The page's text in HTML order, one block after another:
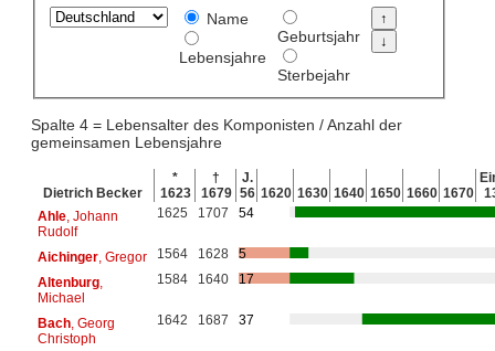
Name
Lebensjahre
Geburtsjahr
Sterbejahr
Spalte 4 = Lebensalter des Komponisten / Anzahl der
gemeinsamen Lebensjahre
Dietrich Becker
*
1623
†
1679
J.
56 1620 1630 1640 1650 1660 1670
Ahle, Johann
Rudolf
1625 1707 54
Aichinger, Gregor 1564 1628
5
Altenburg,
Michael
1584 1640 17
Bach, Georg
Christoph
1642 1687 37